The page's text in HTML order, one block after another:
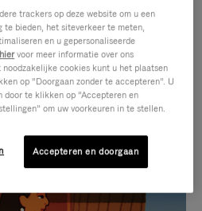
trackers op deze website om u een
te bieden, het siteverkeer te meten,
en u gepersonaliseerde
hiervoor meer informatie over ons
cookies kunt u het plaatsen
op “Doorgaan zonder te accepteren”. U
te klikken op “Accepteren en
om uw voorkeuren in te stellen.
Accepteren en doorgaan